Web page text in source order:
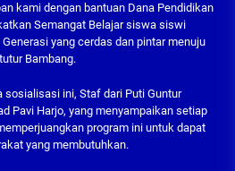
kami dengan bantuan Dana Pendidikan
Semangat Belajar siswa siswi
yang cerdas dan pintar menuju
Bambang.
sosialisasi ini, Staf dari Puti Guntur
Pavi Harjo, yang menyampaikan setiap
program ini untuk dapat
yang membutuhkan.